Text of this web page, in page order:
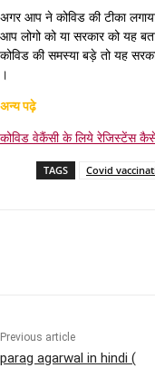
अगर आप ने कोविड की टीका
आप लोगो को या सरकार को यह
कोविड की समस्या बड़े तो यह
।
अन्य पढ़े
कोविड वेकैंसी के लिये रेजिस्टेंस
TAGS Covid
Previous article
parag agarwal in hindi (